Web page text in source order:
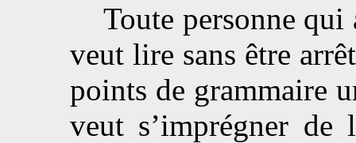
Toute personne qui
veut lire sans être
points de grammaire
veut s’imprégner